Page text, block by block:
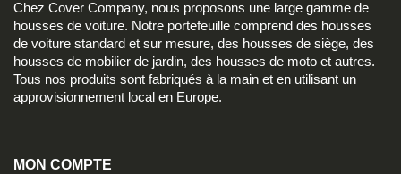
Chez Cover Company, nous proposons une large gamme de
housses de voiture. Notre portefeuille comprend des housses
de voiture standard et sur mesure, des housses de siège, des
housses de mobilier de jardin, des housses de moto et autres.
Tous nos produits sont fabriqués à la main et en utilisant un
approvisionnement local en Europe.
MON COMPTE